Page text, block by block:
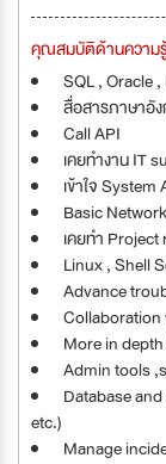
คุณสมบัติด้านความ
SQL , Oracle
สื่อสารภาษาอั
Call API
เคยทำงาน IT
เข้าใจ
Basic Network
เคยทำ
Linux , Shell
Advance
More in
Admin tools
Database
etc.)
Manage